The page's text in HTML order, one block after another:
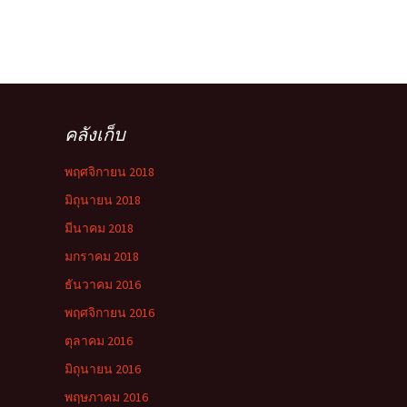
คลังเก็บ
พฤศจิกายน 2018
มิถุนายน 2018
มีนาคม 2018
มกราคม 2018
ธันวาคม 2016
พฤศจิกายน 2016
ตุลาคม 2016
มิถุนายน 2016
พฤษภาคม 2016